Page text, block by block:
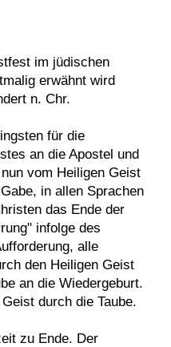
im jüdischen
erwähnt wird
n. Chr.
für die
an die Apostel und
vom Heiligen Geist
in allen Sprachen
das Ende der
infolge des
alle
den Heiligen Geist
an die Wiedergeburt.
durch die Taube.
zu Ende. Der